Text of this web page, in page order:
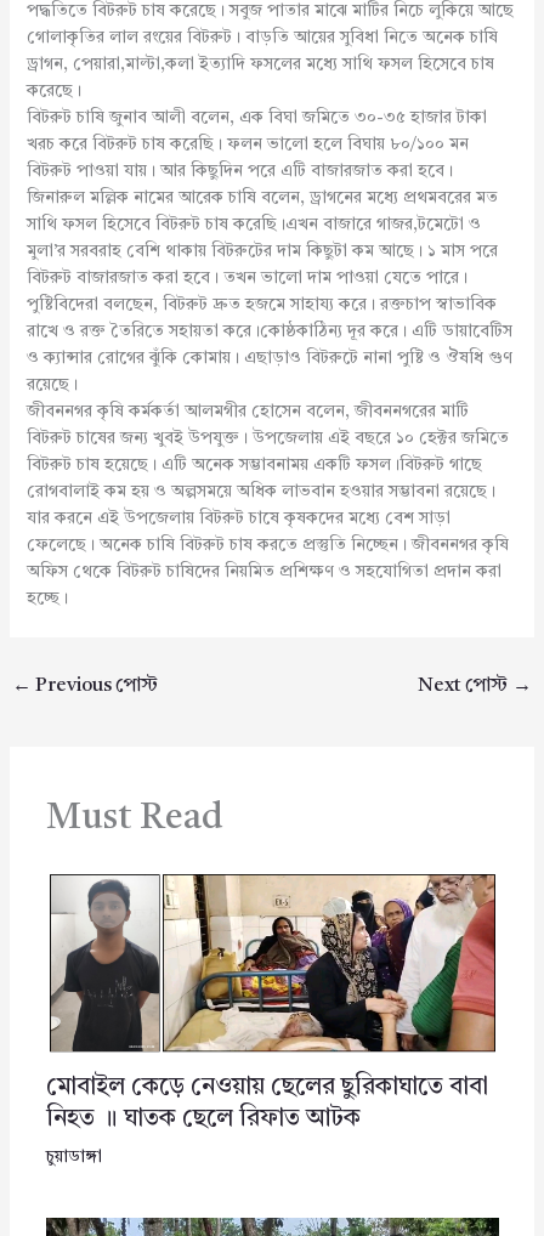
পদ্ধতিতে বিটরুট চাষ করেছে। সবুজ পাতার মাঝে মাটির নিচে লুকিয়ে আছে
গোলাকৃতির লাল রংয়ের বিটরুট। বাড়তি আয়ের সুবিধা নিতে অনেক চাষি
ড্রাগন, পেয়ারা,মাল্টা,কলা ইত্যাদি ফসলের মধ্যে সাথি ফসল হিসেবে চাষ
করেছে।
বিটরুট চাষি জুনাব আলী বলেন, এক বিঘা জমিতে ৩০-৩৫ হাজার টাকা
খরচ করে বিটরুট চাষ করেছি। ফলন ভালো হলে বিঘায় ৮০/১০০ মন
বিটরুট পাওয়া যায়। আর কিছুদিন পরে এটি বাজারজাত করা হবে।
জিনারুল মল্লিক নামের আরেক চাষি বলেন, ড্রাগনের মধ্যে প্রথমবরের মত
সাথি ফসল হিসেবে বিটরুট চাষ করেছি।এখন বাজারে গাজর,টমেটো ও
মুলা’র সরবরাহ বেশি থাকায় বিটরুটের দাম কিছুটা কম আছে। ১ মাস পরে
বিটরুট বাজারজাত করা হবে। তখন ভালো দাম পাওয়া যেতে পারে।
পুষ্টিবিদেরা বলছেন, বিটরুট দ্রুত হজমে সাহায্য করে। রক্তচাপ স্বাভাবিক
রাখে ও রক্ত তৈরিতে সহায়তা করে।কোষ্ঠকাঠিন্য দূর করে। এটি ডায়াবেটিস
ও ক্যান্সার রোগের ঝুঁকি কোমায়। এছাড়াও বিটরুটে নানা পুষ্টি ও ঔষধি গুণ
রয়েছে।
জীবননগর কৃষি কর্মকর্তা আলমগীর হোসেন বলেন, জীবননগরের মাটি
বিটরুট চাষের জন্য খুবই উপযুক্ত। উপজেলায় এই বছরে ১০ হেক্টর জমিতে
বিটরুট চাষ হয়েছে। এটি অনেক সম্ভাবনাময় একটি ফসল।বিটরুট গাছে
রোগবালাই কম হয় ও অল্পসময়ে অধিক লাভবান হওয়ার সম্ভাবনা রয়েছে।
যার করনে এই উপজেলায় বিটরুট চাষে কৃষকদের মধ্যে বেশ সাড়া
ফেলেছে। অনেক চাষি বিটরুট চাষ করতে প্রস্তুতি নিচ্ছেন। জীবননগর কৃষি
অফিস থেকে বিটরুট চাষিদের নিয়মিত প্রশিক্ষণ ও সহযোগিতা প্রদান করা
হচ্ছে।
← Previous পোস্ট Next পোস্ট →
Must Read
মোবাইল কেড়ে নেওয়ায় ছেলের ছুরিকাঘাতে বাবা
নিহত ॥ ঘাতক ছেলে রিফাত আটক
চুয়াডাঙ্গা